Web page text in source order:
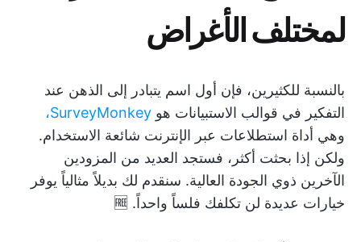
لمختلف الأغراض
بالنسبة للكثيرين، فإن أول اسم يتبادر إلى الذهن عند
التفكير في قوالب الاستبيانات هو SurveyMonkey،
وهي أداة استطلاعات عبر الإنترنت شائعة الاستخدام.
ولكن إذا بحثت أكثر، فستجد العديد من المزودين
الآخرين ذوي الجودة العالية. سنقدم لك بديلاً مثالياً يوفر
خيارات عديدة لن تكلفك فلساً واحداً. 🆓